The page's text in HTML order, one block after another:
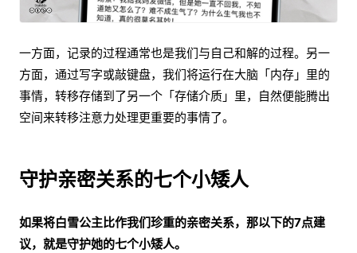
一方面，记录的过程通常也是我们与自己和解的过程。另一
方面，通过写字或敲键盘，我们将运行在大脑「内存」里的
事情，转移存储到了另一个「存储介质」里，自然便能腾出
空间来转移注意力处理更重要的事情了。
守护亲密关系的七个小矮人
如果将白雪公主比作我们珍重的亲密关系，那以下的7点建
议，就是守护她的七个小矮人。